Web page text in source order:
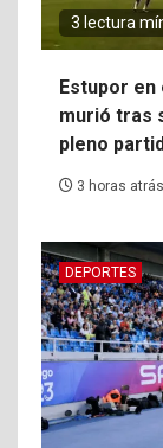
3 lectura
Estupor
murió tras
pleno
3 horas atrás
DEPORTES